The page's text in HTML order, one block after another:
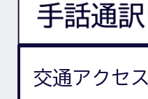
交通アクセス